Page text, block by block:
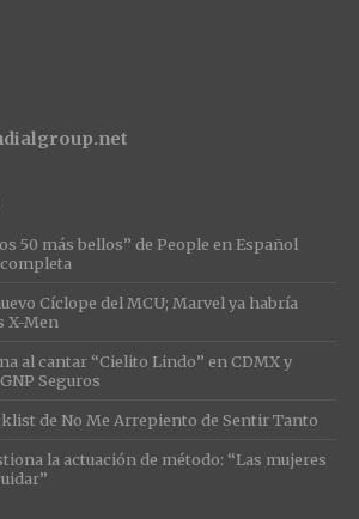
50 más bellos” de People en Español
Cíclope del MCU; Marvel ya habría
X-Men
al cantar “Cielito Lindo” en CDMX y
Seguros
de No Me Arrepiento de Sentir Tanto
la actuación de método: “Las mujeres